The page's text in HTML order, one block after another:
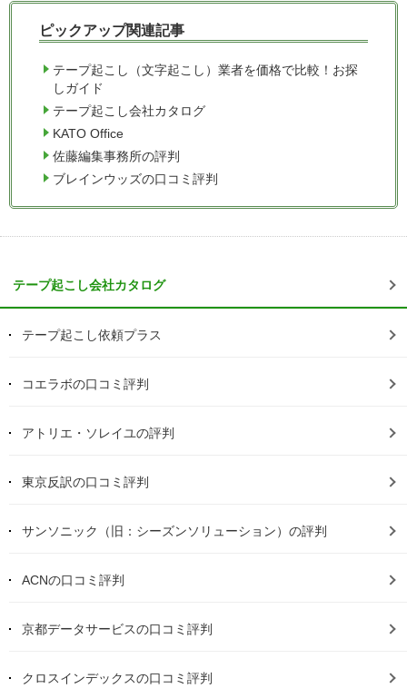
ピックアップ関連記事
テープ起こし（文字起こし）業者を価格で比較！お探
しガイド
テープ起こし会社カタログ
KATO Office
佐藤編集事務所の評判
ブレインウッズの口コミ評判
テープ起こし会社カタログ
テープ起こし依頼プラス
コエラボの口コミ評判
アトリエ・ソレイユの評判
東京反訳の口コミ評判
サンソニック（旧：シーズンソリューション）の評判
ACNの口コミ評判
京都データサービスの口コミ評判
クロスインデックスの口コミ評判